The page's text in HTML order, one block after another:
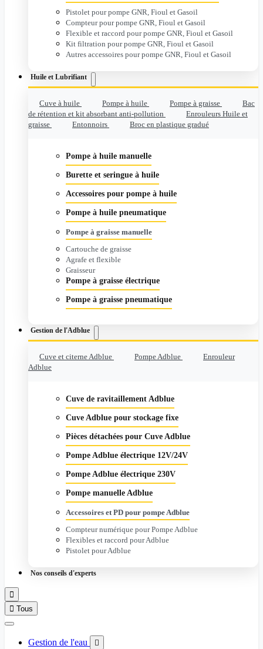
Pistolet pour pompe GNR, Fioul et Gasoil
Compteur pour pompe GNR, Fioul et Gasoil
Flexible et raccord pour pompe GNR, Fioul et Gasoil
Kit filtration pour pompe GNR, Fioul et Gasoil
Autres accessoires pour pompe GNR, Fioul et Gasoil
Huile et Lubrifiant
Cuve à huile Pompe à huile Pompe à graisse
Bac
de rétention et kit absorbant anti-pollution
Enrouleurs Huile et
graisse
Entonnoirs Broc en plastique gradué
Pompe à huile manuelle
Burette et seringue à huile
Accessoires pour pompe à huile
Pompe à huile pneumatique
Pompe à graisse manuelle
Cartouche de graisse
Agrafe et flexible
Graisseur
Pompe à graisse électrique
Pompe à graisse pneumatique
Gestion de l'Adblue
Cuve et citerne Adblue Pompe Adblue
Enrouleur
Adblue
Cuve de ravitaillement Adblue
Cuve Adblue pour stockage fixe
Pièces détachées pour Cuve Adblue
Pompe Adblue électrique 12V/24V
Pompe Adblue électrique 230V
Pompe manuelle Adblue
Accessoires et PD pour pompe Adblue
Compteur numérique pour Pompe Adblue
Flexibles et raccord pour Adblue
Pistolet pour Adblue
Nos conseils d'experts

 Tous
Gestion de l'eau 